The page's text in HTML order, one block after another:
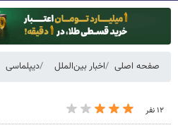
صفحه اصلی اخبار بین‌الملل دیپلماسی
۱۲ نفر